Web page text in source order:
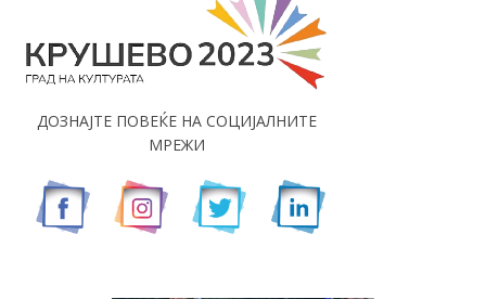
ДОЗНАЈТЕ ПОВЕЌЕ НА СОЦИЈАЛНИТЕ
МРЕЖИ